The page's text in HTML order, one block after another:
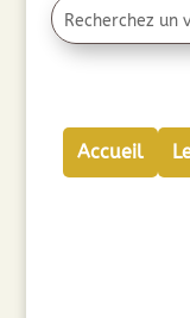
Accueil